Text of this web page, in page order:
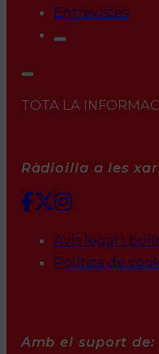
Entrevistes
TOTA LA
Ràdioilla a les
Avís legal i
Política de
Amb el suport de: